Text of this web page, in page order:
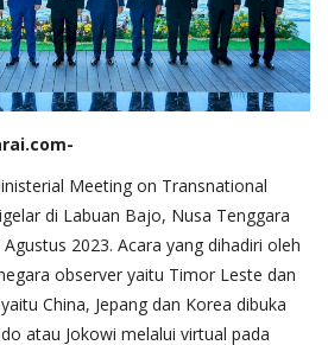
Meeting on Transnational
di Labuan Bajo, Nusa Tenggara
2023. Acara yang dihadiri oleh
observer yaitu Timor Leste dan
China, Jepang dan Korea dibuka
atau Jokowi melalui virtual pada